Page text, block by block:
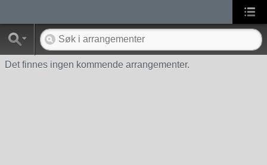
Det finnes ingen kommende arrangementer.